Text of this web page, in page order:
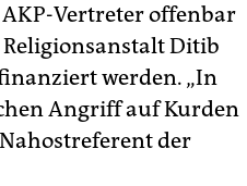
Vertreter offenbar
Ditib
werden. „In
Angriff auf Kurden
der